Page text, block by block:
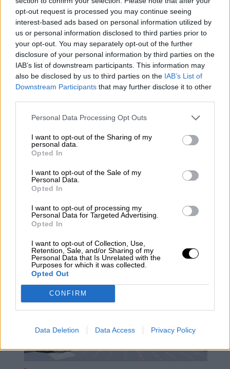
opt-out request is processed you may continue seeing
interest-based ads based on personal information utilized by
us or personal information disclosed to third parties prior to
your opt-out. You may separately opt-out of the further
disclosure of your personal information by third parties on the
IAB’s list of downstream participants. This information may
also be disclosed by us to third parties on the IAB’s List of
Downstream Participants that may further disclose it to other
Personal Data Processing Opt Outs
I want to opt-out of the Sharing of my
personal data.
Opted In
I want to opt-out of the Sale of my
Personal Data.
Opted In
I want to opt-out of processing my
Personal Data for Targeted Advertising.
Opted In
I want to opt-out of Collection, Use,
Retention, Sale, and/or Sharing of my
Personal Data that Is Unrelated with the
Purposes for which it was collected.
Opted Out
CONFIRM
Data Deletion Data Access Privacy Policy
cifra de 310,038 pruebas de anticuerpos
realizadas en todo el país".
Y añade:"Nuestra base de datos tiene como
objetivo no incluir pruebas de anticuerpos, y
para proporcionar los datos que son más
comparables con los otros países en
nuestra base de datos, incluimos solo el
recuento de pruebas de PCR para esta
igualmente también aquellos países cuyos
datos han sido cuestionados por el propio
organismo.
Gobierno España Gobierno OCDE
test covid 19
Test coronavirus
Organización para la Cooperación y el Desarrollo Económico